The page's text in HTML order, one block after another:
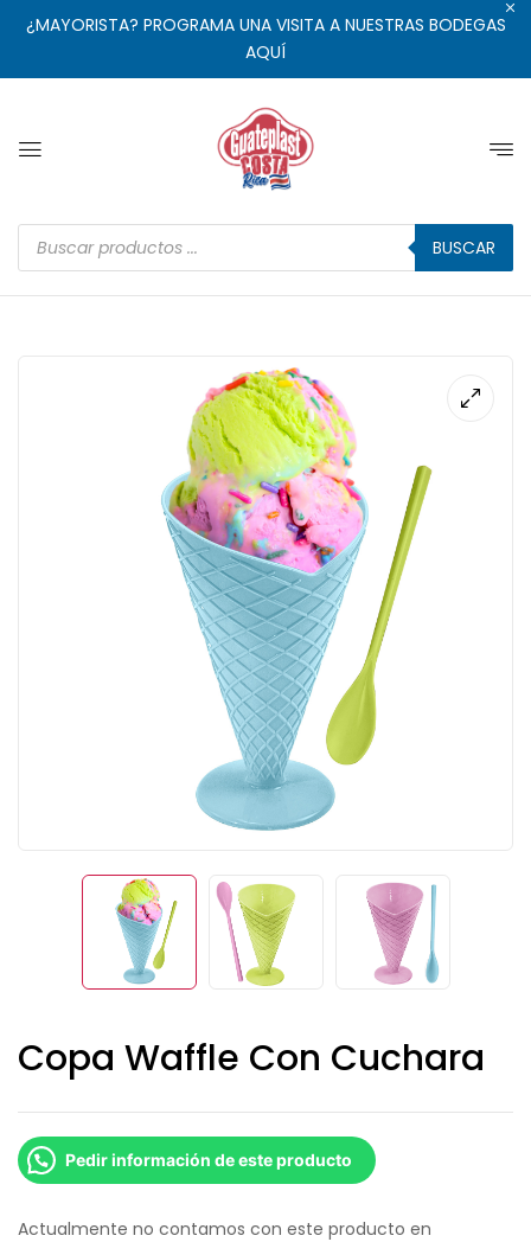
¿MAYORISTA? PROGRAMA UNA VISITA A NUESTRAS BODEGAS
AQUÍ
BUSCAR
Copa Waffle Con Cuchara
Pedir información de este producto
Actualmente no contamos con este producto en